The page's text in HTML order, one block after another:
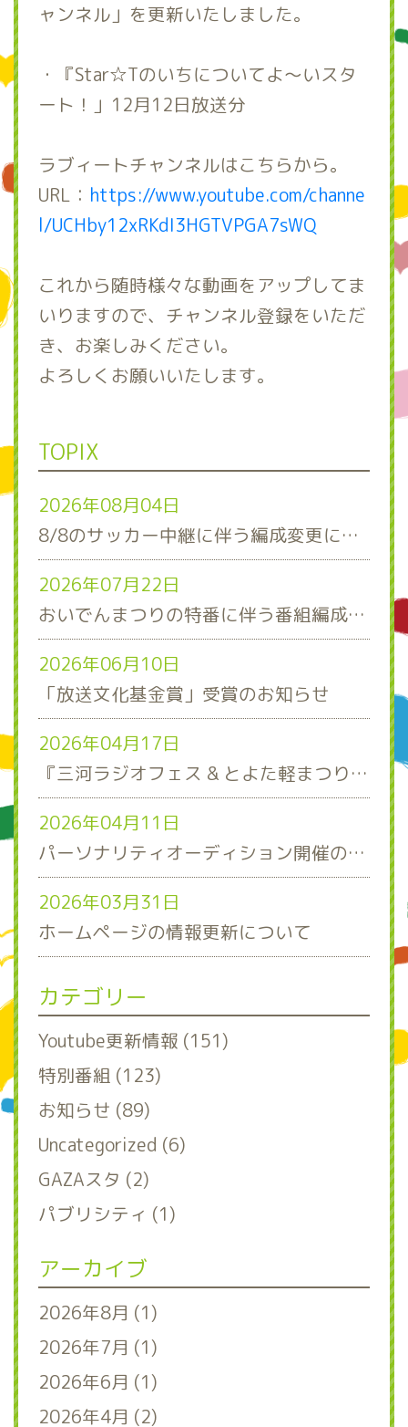
ャンネル」を更新いたしました。
・『Star☆Tのいちについてよ～いスタ
ート！」12月12日放送分
ラブィートチャンネルはこちらから。
URL： https://www.youtube.com/channe
l/UCHby12xRKdI3HGTVPGA7sWQ
これから随時様々な動画をアップしてま
いりますので、チャンネル登録をいただ
き、お楽しみください。
よろしくお願いいたします。
TOPIX
2026年08月04日
8/8のサッカー中継に伴う編成変更について
2026年07月22日
おいでんまつりの特番に伴う番組編成について
2026年06月10日
「放送文化基金賞」受賞のお知らせ
2026年04月17日
『三河ラジオフェス & とよた軽まつり』ステージスケジュール発表！
2026年04月11日
パーソナリティオーディション開催のお知らせ
2026年03月31日
ホームページの情報更新について
カテゴリー
Youtube更新情報 (151)
特別番組 (123)
お知らせ (89)
Uncategorized (6)
GAZAスタ (2)
パブリシティ (1)
アーカイブ
2026年8月 (1)
2026年7月 (1)
2026年6月 (1)
2026年4月 (2)